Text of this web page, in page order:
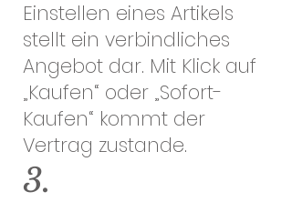
Einstellen eines Artikels
stellt ein verbindliches
Angebot dar. Mit Klick auf
„Kaufen“ oder „Sofort-
Kaufen“ kommt der
Vertrag zustande.
3.